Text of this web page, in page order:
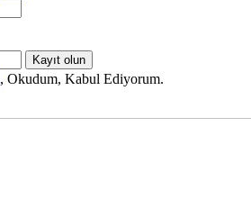
Kayıt olun
, Okudum, Kabul Ediyorum.